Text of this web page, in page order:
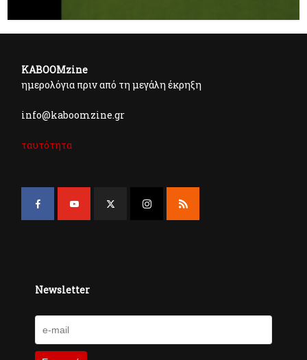
KABOOMzine
ημερολόγια πριν από τη μεγάλη έκρηξη
info@kaboomzine.gr
ταυτότητα
Newsletter